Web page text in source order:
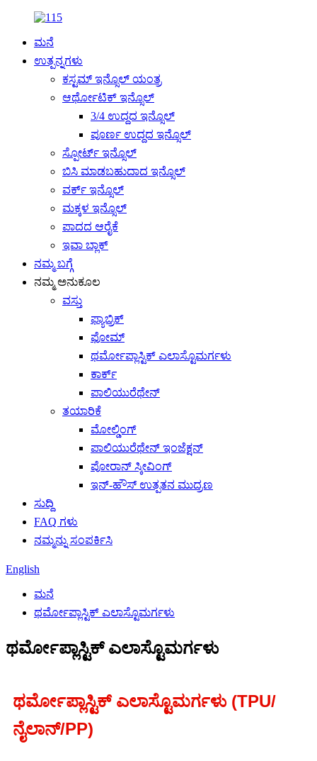
ಮನೆ
ಉತ್ಪನ್ನಗಳು
ಕಸ್ಟಮ್ ಇನ್ಸೊಲ್ ಯಂತ್ರ
ಆರ್ಥೋಟಿಕ್ ಇನ್ಸೊಲ್
3/4 ಉದ್ದದ ಇನ್ಸೊಲ್
ಪೂರ್ಣ ಉದ್ದದ ಇನ್ಸೊಲ್
ಸ್ಪೋರ್ಟ್ ಇನ್ಸೊಲ್
ಬಿಸಿ ಮಾಡಬಹುದಾದ ಇನ್ಸೊಲ್
ವರ್ಕ್ ಇನ್ಸೊಲ್
ಮಕ್ಕಳ ಇನ್ಸೊಲ್
ಪಾದದ ಆರೈಕೆ
ಇವಾ ಬ್ಲಾಕ್
ನಮ್ಮ ಬಗ್ಗೆ
ನಮ್ಮ ಅನುಕೂಲ
ವಸ್ತು
ಫ್ಯಾಬ್ರಿಕ್
ಫೋಮ್
ಥರ್ಮೋಪ್ಲಾಸ್ಟಿಕ್ ಎಲಾಸ್ಟೊಮರ್ಗಳು
ಕಾರ್ಕ್
ಪಾಲಿಯುರೆಥೇನ್
ತಯಾರಿಕೆ
ಮೋಲ್ಡಿಂಗ್
ಪಾಲಿಯುರೆಥೇನ್ ಇಂಜೆಕ್ಷನ್
ಪೋರಾನ್ ಸ್ಕೀವಿಂಗ್
ಇನ್-ಹೌಸ್ ಉತ್ಪತನ ಮುದ್ರಣ
ಸುದ್ದಿ
FAQ ಗಳು
ನಮ್ಮನ್ನು ಸಂಪರ್ಕಿಸಿ
English
ಮನೆ
ಥರ್ಮೋಪ್ಲಾಸ್ಟಿಕ್ ಎಲಾಸ್ಟೊಮರ್ಗಳು
ಥರ್ಮೋಪ್ಲಾಸ್ಟಿಕ್ ಎಲಾಸ್ಟೊಮರ್ಗಳು
ಥರ್ಮೋಪ್ಲಾಸ್ಟಿಕ್ ಎಲಾಸ್ಟೊಮರ್ಗಳು (TPU/
ನೈಲಾನ್/PP)